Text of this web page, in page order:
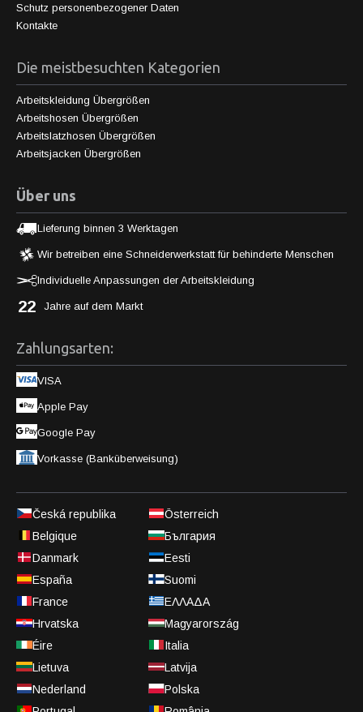
Schutz personenbezogener Daten
Kontakte
Die meistbesuchten Kategorien
Arbeitskleidung Übergrößen
Arbeitshosen Übergrößen
Arbeitslatzhosen Übergrößen
Arbeitsjacken Übergrößen
Über uns
Lieferung binnen 3 Werktagen
Wir betreiben eine Schneiderwerkstatt für behinderte Menschen
Individuelle Anpassungen der Arbeitskleidung
22 Jahre auf dem Markt
Zahlungsarten:
VISA
Apple Pay
Google Pay
Vorkasse (Banküberweisung)
Česká republika
Österreich
Belgique
България
Danmark
Eesti
España
Suomi
France
ΕΛΛΑΔΑ
Hrvatska
Magyarország
Éire
Italia
Lietuva
Latvija
Nederland
Polska